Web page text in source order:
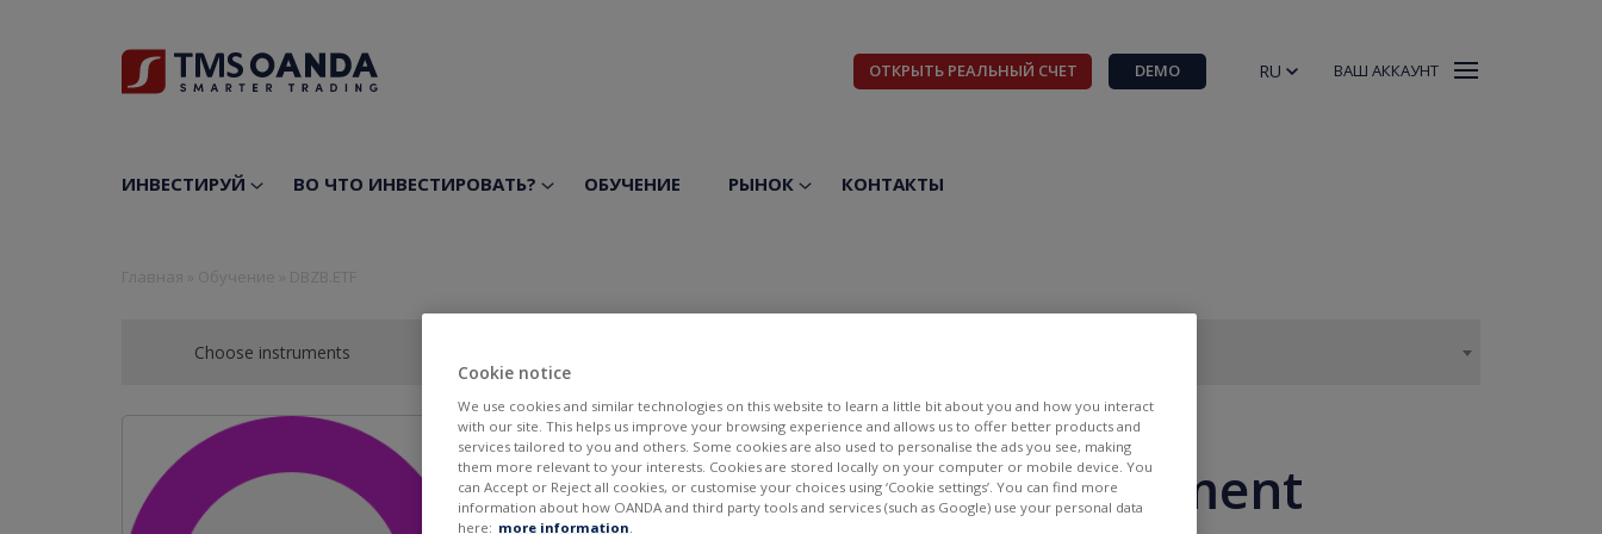
ОТКРЫТЬ РЕАЛЬНЫЙ СЧЕТ DEMO RU ВАШ АККАУНТ
ИНВЕСТИРУЙ ВО ЧТО ИНВЕСТИРОВАТЬ? ОБУЧЕНИЕ РЫНОК КОНТАКТЫ
Choose instruments
Xtrackers II Global Government
Cookie notice
We use cookies and similar technologies on this website to learn a little bit about you and how you interact
with our site. This helps us improve your browsing experience and allows us to offer better products and
services tailored to you and others. Some cookies are also used to personalise the ads you see, making
them more relevant to your interests. Cookies are stored locally on your computer or mobile device. You
can Accept or Reject all cookies, or customise your choices using ‘Cookie settings’. You can find more
information about how OANDA and third party tools and services (such as Google) use your personal data
here: more information.